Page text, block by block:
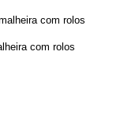
com rolos
com rolos